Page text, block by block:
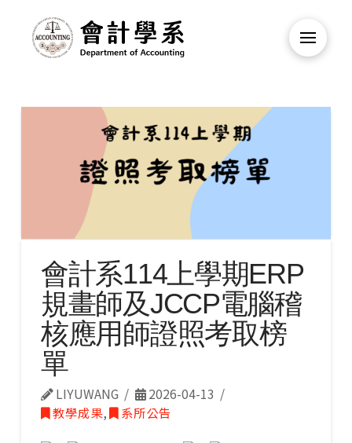
會計系114上學期ERP
規畫師及JCCP電腦稽
核應用師證照考取榜
單
LIYUWANG
2026-04-13
教學成果, 系所公告